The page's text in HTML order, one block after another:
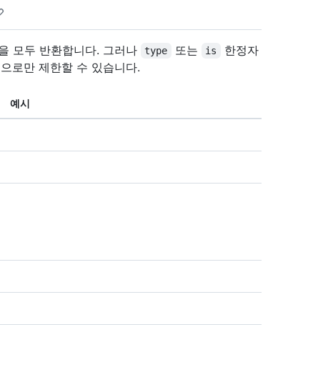
모두 반환합니다. 그러나 type 또는 is
한정자
로만 제한할 수 있습니다.
예시